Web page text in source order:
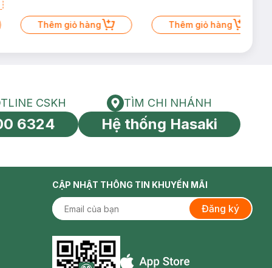
Thêm giỏ hàng Thêm giỏ hàng
toàn cầu
HOTLINE CSKH
CSKH
6324
Tìm chi nhánh
TÌM CHI NHÁNH
Hệ thống Hasaki
CẬP NHẬT THÔNG TIN KHUYẾN MÃI
Đăng ký